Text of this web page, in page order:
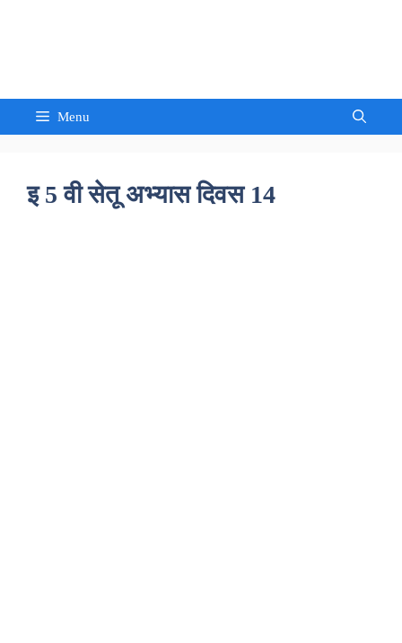
Menu
इ 5 वी सेतू अभ्यास दिवस 14